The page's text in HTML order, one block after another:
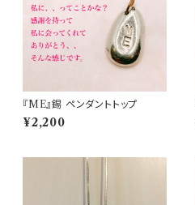
『ME』錫 ペンダントトップ
¥2,200